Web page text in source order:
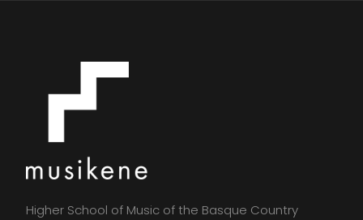
Higher School of Music of the Basque Country